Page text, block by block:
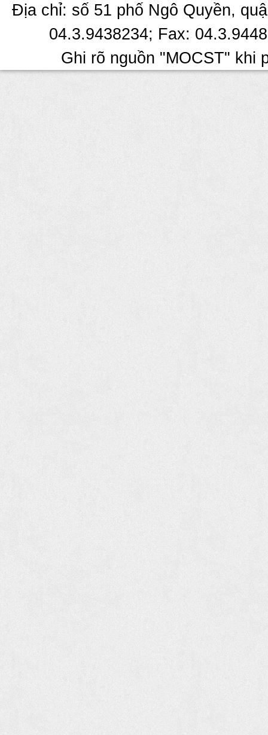
Địa chỉ: số 51 phố Ngô Quyền,
04.3.9438234; Fax:
Ghi rõ nguồn "MOCST" khi